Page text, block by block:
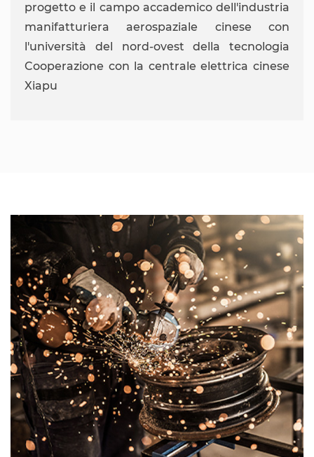
progetto e il campo accademico dell'industria
manifatturiera aerospaziale cinese con
l'università del nord-ovest della tecnologia
Cooperazione con la centrale elettrica cinese
Xiapu